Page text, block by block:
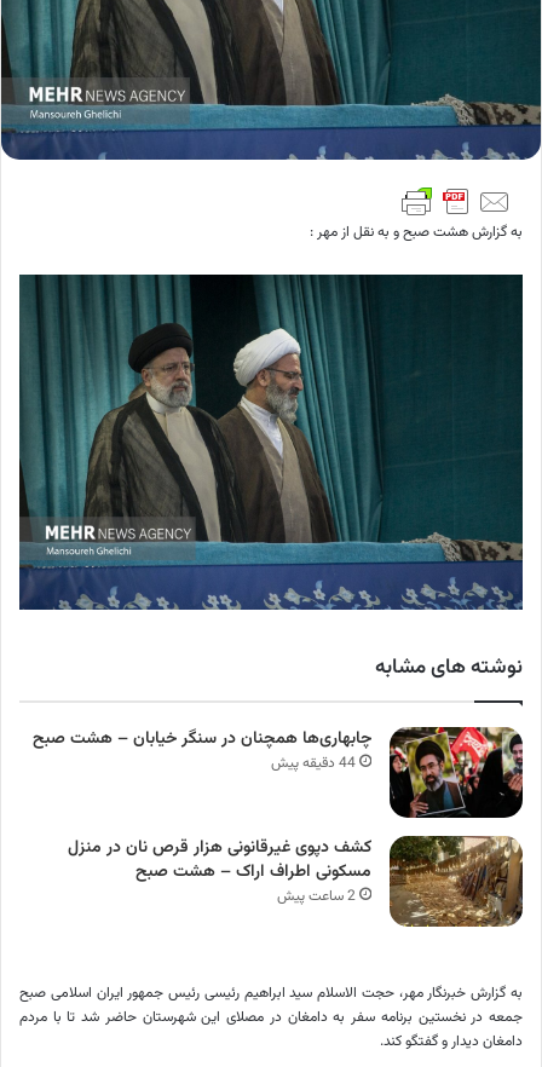
به گزارش هشت صبح و به نقل از مهر :
نوشته های مشابه
چابهاری‌ها همچنان در سنگر خیابان – هشت صبح
44 دقیقه پیش
کشف دپوی غیرقانونی هزار قرص نان در منزل
مسکونی اطراف اراک – هشت صبح
2 ساعت پیش
به گزارش خبرنگار مهر، حجت الاسلام سید ابراهیم رئیسی رئیس جمهور ایران اسلامی صبح
جمعه در نخستین برنامه سفر به دامغان در مصلای این شهرستان حاضر شد تا با مردم
دامغان دیدار و گفتگو کند.